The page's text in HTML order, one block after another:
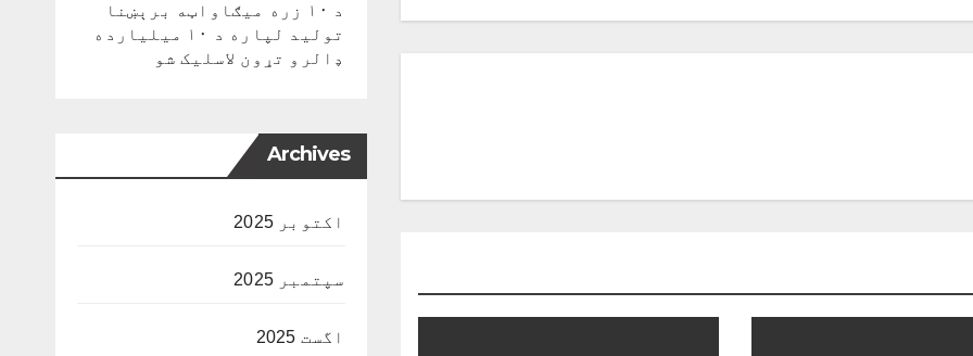
د ۱۰ زره میګاواټه برېښنا
تولید لپاره د ۱۰ میلیارده
ډالرو تړون لاسلیک شو
Archives
اکتوبر 2025
سپتمبر 2025
اگست 2025